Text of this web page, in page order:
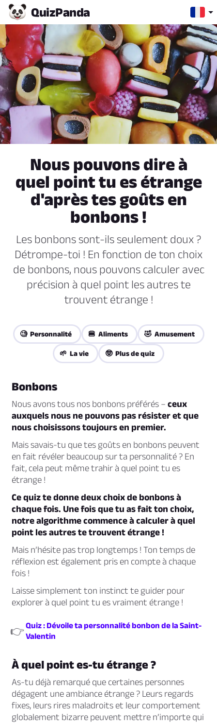
QuizPanda
Nous pouvons dire à
quel point tu es étrange
d'après tes goûts en
bonbons !
Les bonbons sont-ils seulement doux ?
Détrompe-toi ! En fonction de ton choix
de bonbons, nous pouvons calculer avec
précision à quel point les autres te
trouvent étrange !
🧐 Personnalité 🍔 Aliments 🤣 Amusement
🌱 La vie 🤓 Plus de quiz
Bonbons
Nous avons tous nos bonbons préférés – ceux
auxquels nous ne pouvons pas résister et que
nous choisissons toujours en premier.
Mais savais-tu que tes goûts en bonbons peuvent
en fait révéler beaucoup sur ta personnalité ? En
fait, cela peut même trahir à quel point tu es
étrange !
Ce quiz te donne deux choix de bonbons à
chaque fois. Une fois que tu as fait ton choix,
notre algorithme commence à calculer à quel
point les autres te trouvent étrange !
Mais n’hésite pas trop longtemps ! Ton temps de
réflexion est également pris en compte à chaque
fois !
Laisse simplement ton instinct te guider pour
explorer à quel point tu es vraiment étrange !
👉Quiz : Dévoile ta personnalité bonbon de la Saint-
Valentin
À quel point es-tu étrange ?
As-tu déjà remarqué que certaines personnes
dégagent une ambiance étrange ? Leurs regards
fixes, leurs rires maladroits et leur comportement
globalement bizarre peuvent mettre n’importe qui